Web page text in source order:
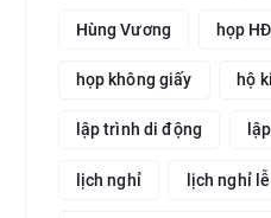
Hùng Vương họp
họp không giấy hộ
lập trình di động
lịch nghỉ lịch nghỉ lễ